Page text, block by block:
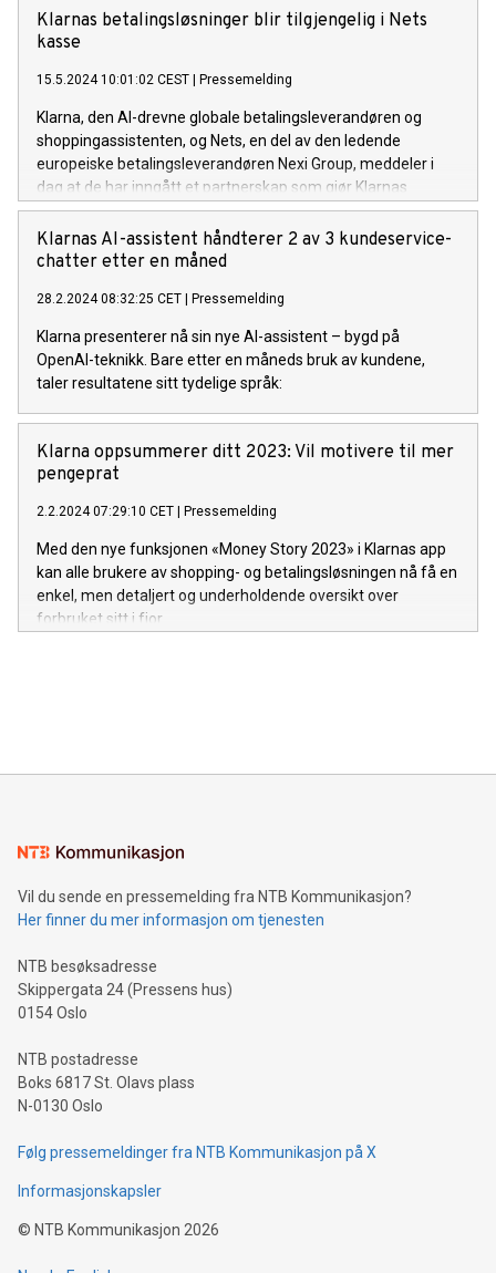
Klarnas betalingsløsninger blir tilgjengelig i Nets
kasse
15.5.2024 10:01:02 CEST Pressemelding
Klarna, den AI-drevne globale betalingsleverandøren og
shoppingassistenten, og Nets, en del av den ledende
europeiske betalingsleverandøren Nexi Group, meddeler i
dag at de har inngått et partnerskap som gjør Klarnas
populære betalingsmåte tilgjengelig for alle nordiske
nettbutikker som selger gjennom Nets.
Klarnas AI-assistent håndterer 2 av 3 kundeservice-
chatter etter en måned
28.2.2024 08:32:25 CET Pressemelding
Klarna presenterer nå sin nye AI-assistent – bygd på
OpenAI-teknikk. Bare etter en måneds bruk av kundene,
taler resultatene sitt tydelige språk:
Klarna oppsummerer ditt 2023: Vil motivere til mer
pengeprat
2.2.2024 07:29:10 CET Pressemelding
Med den nye funksjonen «Money Story 2023» i Klarnas app
kan alle brukere av shopping- og betalingsløsningen nå få en
enkel, men detaljert og underholdende oversikt over
forbruket sitt i fjor.
Vil du sende en pressemelding fra NTB Kommunikasjon?
Her finner du mer informasjon om tjenesten
NTB besøksadresse
Skippergata 24 (Pressens hus)
0154 Oslo
NTB postadresse
Boks 6817 St. Olavs plass
N-0130 Oslo
Følg pressemeldinger fra NTB Kommunikasjon på X
Informasjonskapsler
© NTB Kommunikasjon 2026